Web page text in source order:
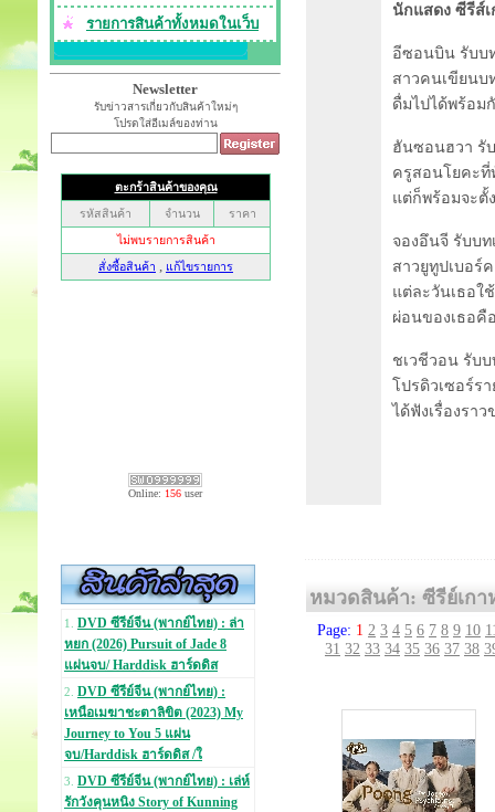
รายการสินค้าทั้งหมดในเว็บ
Newsletter
รับข่าวสารเกี่ยวกับสินค้าใหม่ๆ
โปรดใส่อีเมล์ของท่าน
Online: 156 user
1. DVD ซีรีย์จีน (พากย์ไทย) : ล่า
หยก (2026) Pursuit of Jade 8
แผ่นจบ/ Harddisk ฮาร์ดดิส
2. DVD ซีรีย์จีน (พากย์ไทย) :
เหนือเมฆาชะตาลิขิต (2023) My
Journey to You 5 แผ่น
จบ/Harddisk ฮาร์ดดิส /ใ
3. DVD ซีรีย์จีน (พากย์ไทย) : เล่ห์
รักวังคุนหนิง Story of Kunning
นักแสดง ซีรีส์
อีซอนบิน รับบ
สาวคนเขียนบ
ดื่มไปได้พร้อม
ฮันซอนฮวา รั
ครูสอนโยคะที่
แต่ก็พร้อมจะตั้
จองอึนจี รับบท
สาวยูทูปเบอร์
แต่ละวันเธอใ
ผ่อนของเธอคื
ชเวชีวอน รับ
โปรดิวเซอร์ร
ได้ฟังเรื่องรา
หมวดสินค้า: ซีรีย์เก
Page: 1 2 3 4 5 6 7 8 9 10
31 32 33 34 35 36 37 38